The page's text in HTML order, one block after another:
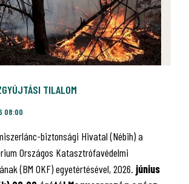
TILALOM
08:00
biztonsági Hivatal (Nébih) a
Országos Katasztrófavédelmi
(BM OKF) egyetértésével, 2026. június